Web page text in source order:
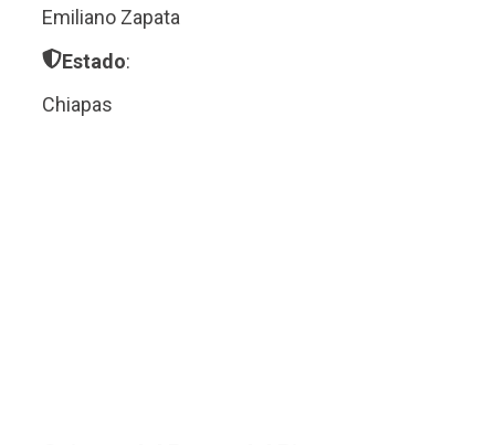
Emiliano Zapata
Estado:
Chiapas